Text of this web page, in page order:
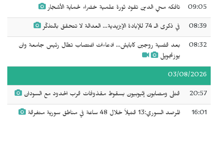
09:05 تافكه محي الدين تقود ثورة علمية خضراء لحماية الأشجار
08:39 في ذكرى الـ 74 للإبادة الإيزيدية… العدالة لا تتحقق بالتذكّر
08:32
بعد قضية روجين كابايش... ادعاءات اغتصاب تطال رئيس جامعة وان
يوزنجويِل
03/08/2026
20:57 قتلى ومصابون إثيوبيون بسقوط مقذوفات قرب الحدود مع السودان
16:01 المرصد السوري:13 قتيلاً خلال 48 ساعة في مناطق سورية متفرقة